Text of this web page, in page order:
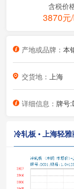
含税价
3870元
产地或品牌： 本
交货地： 上海
详细信息： 牌号
冷轧板 • 上海轻